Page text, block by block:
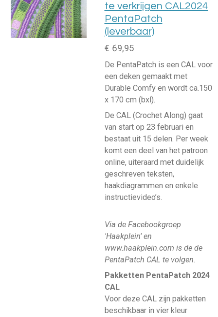
te verkrijgen CAL2024
PentaPatch
(leverbaar)
€ 69,95
De PentaPatch is een CAL voor
een deken gemaakt met
Durable Comfy en wordt ca.150
x 170 cm (bxl).
De CAL (Crochet Along) gaat
van start op 23 februari en
bestaat uit 15 delen. Per week
komt een deel van het patroon
online, uiteraard met duidelijk
geschreven teksten,
haakdiagrammen en enkele
instructievideo’s.
Via de Facebookgroep
'Haakplein' en
www.haakplein.com is de de
PentaPatch CAL te volgen.
Pakketten PentaPatch 2024
CAL
Voor deze CAL zijn pakketten
beschikbaar in vier kleur